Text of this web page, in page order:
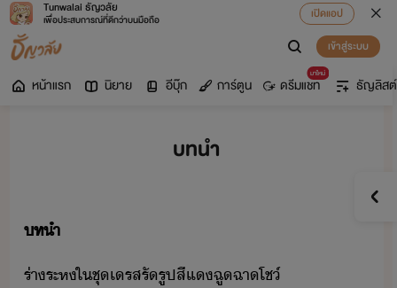
Tunwalai ธัญวลัย
เพื่อประสบการณ์ที่ดีกว่าบนมือถือ
เปิดแอป
เข้าสู่ระบบ
หน้าแรก นิยาย อีบุ๊ก การ์ตูน
มาใหม่
ดรีมแชท ธัญลิสต์
บทนำ
ทำ
ร่า​ระห​ใ​ชุ​เรส​รัรูป​สีแ​ฉูฉา​โช์​